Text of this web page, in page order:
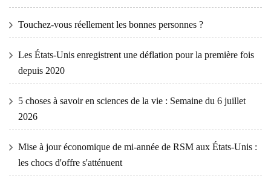
Touchez-vous réellement les bonnes personnes ?
Les États-Unis enregistrent une déflation pour la première fois
depuis 2020
5 choses à savoir en sciences de la vie : Semaine du 6 juillet
2026
Mise à jour économique de mi-année de RSM aux États-Unis :
les chocs d'offre s'atténuent